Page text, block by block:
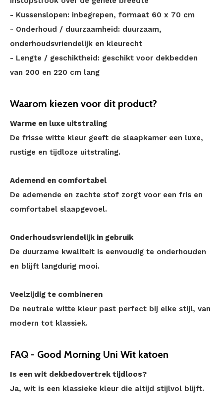
- Kussenslopen: inbegrepen, formaat 60 x 70 cm
- Onderhoud / duurzaamheid: duurzaam,
onderhoudsvriendelijk en kleurecht
- Lengte / geschiktheid: geschikt voor dekbedden
van 200 en 220 cm lang
Waarom kiezen voor dit product?
Warme en luxe uitstraling
De frisse witte kleur geeft de slaapkamer een luxe,
rustige en tijdloze uitstraling.
Ademend en comfortabel
De ademende en zachte stof zorgt voor een fris en
comfortabel slaapgevoel.
Onderhoudsvriendelijk in gebruik
De duurzame kwaliteit is eenvoudig te onderhouden
en blijft langdurig mooi.
Veelzijdig te combineren
De neutrale witte kleur past perfect bij elke stijl, van
modern tot klassiek.
FAQ - Good Morning Uni Wit katoen
Is een wit dekbedovertrek tijdloos?
Ja, wit is een klassieke kleur die altijd stijlvol blijft.